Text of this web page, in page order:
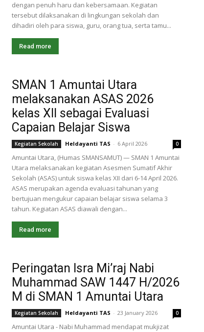
dengan penuh haru dan kebersamaan. Kegiatan
tersebut dilaksanakan di lingkungan sekolah dan
dihadiri oleh para siswa, guru, orang tua, serta tamu...
Read more
SMAN 1 Amuntai Utara
melaksanakan ASAS 2026
kelas XII sebagai Evaluasi
Capaian Belajar Siswa
Kegiatan Sekolah Heldayanti TAS - 6 April 2026 0
Amuntai Utara, (Humas SMANSAMUT) — SMAN 1 Amuntai
Utara melaksanakan kegiatan Asesmen Sumatif Akhir
Sekolah (ASAS) untuk siswa kelas XII dari 6-14 April 2026.
ASAS merupakan agenda evaluasi tahunan yang
bertujuan mengukur capaian belajar siswa selama 3
tahun. Kegiatan ASAS diawali dengan...
Read more
Peringatan Isra Mi’raj Nabi
Muhammad SAW 1447 H/2026
M di SMAN 1 Amuntai Utara
Kegiatan Sekolah Heldayanti TAS - 23 January 2026 0
Amuntai Utara - Nabi Muhammad mendapat mukjizat